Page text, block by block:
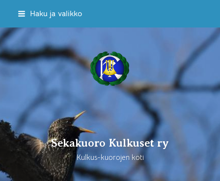
Siirry
sivun
sisältöön
Haku ja valikko
Sekakuoro Kulkuset ry
Sekakuoro Kulkuset ry
Kulkus-kuorojen koti